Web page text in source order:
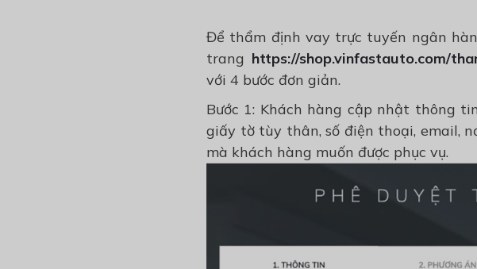
Để thẩm định vay trực tuyến ngân
trang https://shop.vinfastauto.com/
với 4 bước đơn giản.
Bước 1: Khách hàng cập nhật thông
giấy tờ tùy thân, số điện thoại, email,
mà khách hàng muốn được phục vụ.